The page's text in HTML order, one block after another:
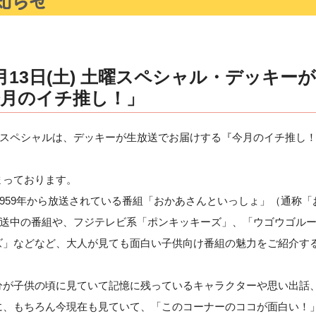
13日(土) 土曜スペシャル・デッキー
のイチ推し！」
ペシャルは、デッキーが生放送でお届けする『今月のイチ推し
ております。
年から放送されている番組「おかあさんといっしょ」（通称
中の番組や、フジテレビ系「ポンキッキーズ」、「ウゴウゴル
などなど、大人が見ても面白い子供向け番組の魅力をご紹介す
子供の頃に見ていて記憶に残っているキャラクターや思い出話
もちろん今現在も見ていて、「このコーナーのココが面白い！